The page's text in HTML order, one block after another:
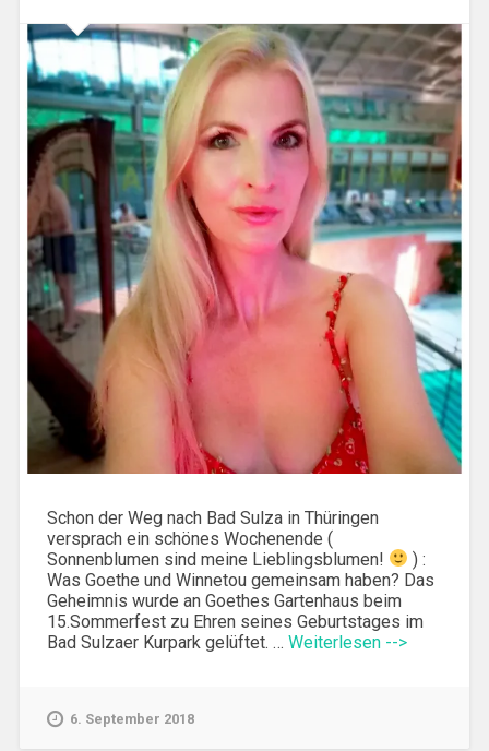
Schon der Weg nach Bad Sulza in Thüringen
versprach ein schönes Wochenende (
Sonnenblumen sind meine Lieblingsblumen!
) :
Was Goethe und Winnetou gemeinsam haben? Das
Geheimnis wurde an Goethes Gartenhaus beim
15.Sommerfest zu Ehren seines Geburtstages im
Bad Sulzaer Kurpark gelüftet. … Weiterlesen -->
6. September 2018